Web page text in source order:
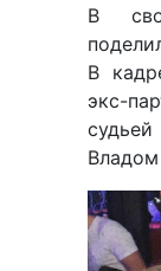
В
В
экс-